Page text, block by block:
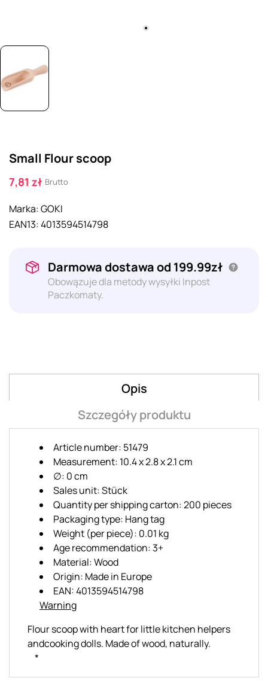
Small Flour scoop
7,81 zł Brutto
Marka:GOKI
EAN13:4013594514798
Darmowa dostawa od 199.99zł
Obowązuje dla metody wysyłki Inpost
Paczkomaty.
Opis
Szczegóły produktu
Article number: 51479
Measurement: 10.4 x 2.8 x 2.1 cm
∅: 0 cm
Sales unit: Stück
Quantity per shipping carton: 200 pieces
Packaging type: Hang tag
Weight (per piece): 0.01 kg
Age recommendation: 3+
Material: Wood
Origin: Made in Europe
EAN: 4013594514798
Warning
Flour scoop with heart for little kitchen helpers
andcooking dolls. Made of wood, naturally.
*